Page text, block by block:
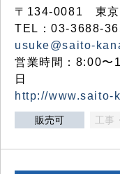
〒134-0081 東京
TEL：03-3688-
usuke@saito-
営業時間：8:00〜
日
http://www.saito-
販売可 工事